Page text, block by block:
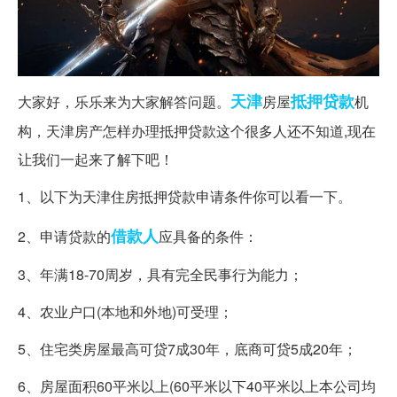
大家好，乐乐来为大家解答问题。 天津房屋抵押贷款机
构，天津房产怎样办理抵押贷款这个很多人还不知道,现在
让我们一起来了解下吧！
1、以下为天津住房抵押贷款申请条件你可以看一下。
2、申请贷款的借款人应具备的条件：
3、年满18-70周岁，具有完全民事行为能力；
4、农业户口(本地和外地)可受理；
5、住宅类房屋最高可贷7成30年，底商可贷5成20年；
6、房屋面积60平米以上(60平米以下40平米以上本公司均